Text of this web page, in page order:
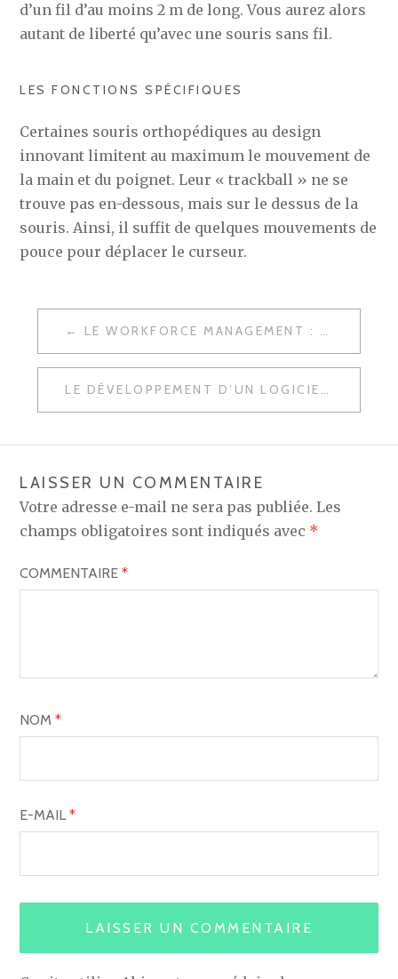
d’un fil d’au moins 2 m de long. Vous aurez alors
autant de liberté qu’avec une souris sans fil.
LES FONCTIONS SPÉCIFIQUES
Certaines souris orthopédiques au design
innovant limitent au maximum le mouvement de
la main et du poignet. Leur « trackball » ne se
trouve pas en-dessous, mais sur le dessus de la
souris. Ainsi, il suffit de quelques mouvements de
pouce pour déplacer le curseur.
NAVIGATION
DE
L’ARTICLE
LE WORKFORCE MANAGEMENT : DÉFINITION ET RÔLES
LE DÉVELOPPEMENT D’UN LOGICIEL EN 5 ÉTAPES
LAISSER UN COMMENTAIRE
Votre adresse e-mail ne sera pas publiée. Les
champs obligatoires sont indiqués avec *
COMMENTAIRE*
NOM*
E-MAIL*